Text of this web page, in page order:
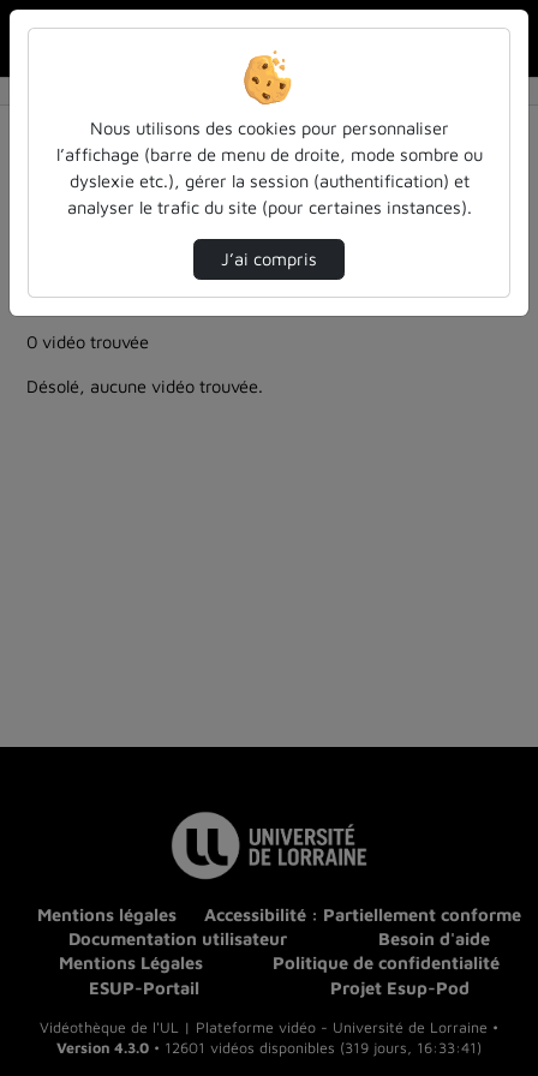
Résultats de la recherche
Filtres actifs (cliquer pour en retirer) :
colloques-et-conferences
cycle-sciences-et-societe
cycle-sciences-et-societe
musicologie-histoire-de-la-musique-enseignement-de-
la-musique
0 vidéo trouvée
Désolé, aucune vidéo trouvée.
Mentions légales
Accessibilité : Partiellement conforme
Documentation utilisateur
Besoin d'aide
Mentions Légales
Politique de confidentialité
ESUP-Portail
Projet Esup-Pod
Vidéothèque de l'UL | Plateforme vidéo - Université de Lorraine •
Version 4.3.0 • 12601 vidéos disponibles (319 jours, 16:33:41)
Nous utilisons des cookies pour personnaliser
l’affichage (barre de menu de droite, mode sombre ou
dyslexie etc.), gérer la session (authentification) et
analyser le trafic du site (pour certaines instances).
J’ai compris